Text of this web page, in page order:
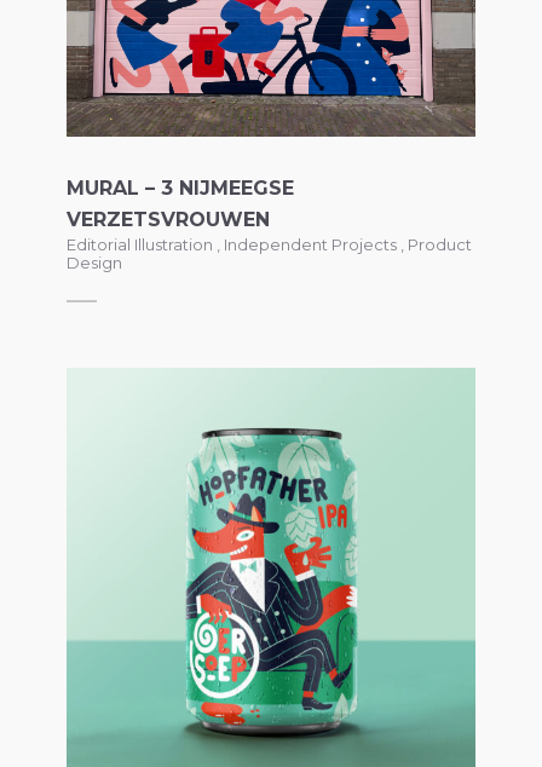
MURAL – 3 NIJMEEGSE
VERZETSVROUWEN
Editorial Illustration Independent Projects
Product
Design